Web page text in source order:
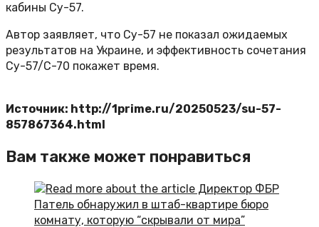
кабины Су-57.
Автор заявляет, что Су-57 не показал ожидаемых
результатов на Украине, и эффективность сочетания
Су-57/С-70 покажет время.
Источник: http://1prime.ru/20250523/su-57-
857867364.html
Вам также может понравиться